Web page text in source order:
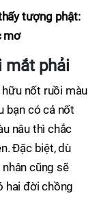
tượng phật:
mơ
mắt phải
nốt ruồi màu
bạn có cả nốt
nâu thì chắc
Đặc biệt, dù
cũng sẽ
hai đời chồng